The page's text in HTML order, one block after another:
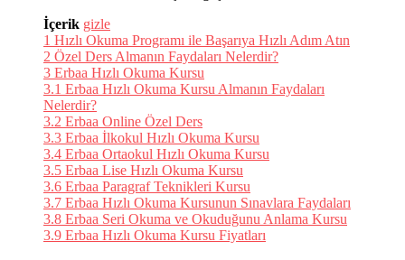
İçerik gizle
1 Hızlı Okuma Programı ile Başarıya Hızlı Adım Atın
2 Özel Ders Almanın Faydaları Nelerdir?
3 Erbaa Hızlı Okuma Kursu
3.1 Erbaa Hızlı Okuma Kursu Almanın Faydaları
Nelerdir?
3.2 Erbaa Online Özel Ders
3.3 Erbaa İlkokul Hızlı Okuma Kursu
3.4 Erbaa Ortaokul Hızlı Okuma Kursu
3.5 Erbaa Lise Hızlı Okuma Kursu
3.6 Erbaa Paragraf Teknikleri Kursu
3.7 Erbaa Hızlı Okuma Kursunun Sınavlara Faydaları
3.8 Erbaa Seri Okuma ve Okuduğunu Anlama Kursu
3.9 Erbaa Hızlı Okuma Kursu Fiyatları